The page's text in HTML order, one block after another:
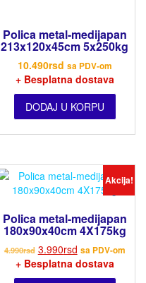
Polica metal-medijapan
213x120x45cm 5x250kg
10.490rsd sa PDV-om
+ Besplatna dostava
DODAJ U KORPU
Akcija!
Polica metal-medijapan
180x90x40cm 4X175kg
4.990rsd 3.990rsd sa PDV-om
+ Besplatna dostava